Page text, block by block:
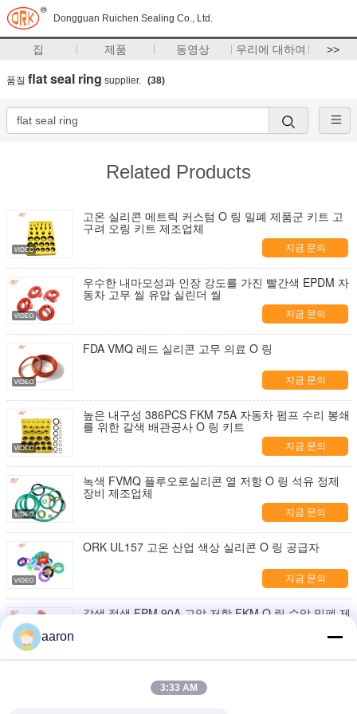
Dongguan Ruichen Sealing Co., Ltd.
집 제품 동영상 우리에 대하여 >>
품질 flat seal ring supplier. (38)
Related Products
고온 실리콘 메트릭 커스텀 O 링 밀폐 제품군 키트 고
구려 오링 키트 제조업체
지금 문의
우수한 내마모성과 인장 강도를 가진 빨간색 EPDM 자
동차 고무 씰 유압 실린더 씰
지금 문의
FDA VMQ 레드 실리콘 고무 의료 O 링
지금 문의
높은 내구성 386PCS FKM 75A 자동차 펌프 수리 봉쇄
를 위한 갈색 배관공사 O 링 키트
지금 문의
녹색 FVMQ 플루오로실리콘 열 저항 O 링 석유 정제
장비 제조업체
지금 문의
ORK UL157 고온 산업 색상 실리콘 O 링 공급자
지금 문의
갈색 적색 FPM 90A 고압 저항 FKM O 링 수압 밀폐 제
AS568 Fpm Ffkm Nbr Fkm Epdm 실리콘 페르플루로
엘라스토머 Hnbr EN549 고무 O 링 1mm 밀리
aaron
3:33 AM